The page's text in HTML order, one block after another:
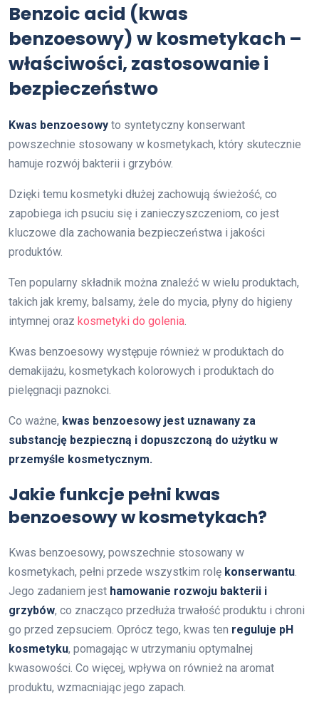
Benzoic acid (kwas
benzoesowy) w kosmetykach –
właściwości, zastosowanie i
bezpieczeństwo
Kwas benzoesowy to syntetyczny konserwant
powszechnie stosowany w kosmetykach, który skutecznie
hamuje rozwój bakterii i grzybów.
Dzięki temu kosmetyki dłużej zachowują świeżość, co
zapobiega ich psuciu się i zanieczyszczeniom, co jest
kluczowe dla zachowania bezpieczeństwa i jakości
produktów.
Ten popularny składnik można znaleźć w wielu produktach,
takich jak kremy, balsamy, żele do mycia, płyny do higieny
intymnej oraz kosmetyki do golenia.
Kwas benzoesowy występuje również w produktach do
demakijażu, kosmetykach kolorowych i produktach do
pielęgnacji paznokci.
Co ważne, kwas benzoesowy jest uznawany za
substancję bezpieczną i dopuszczoną do użytku w
przemyśle kosmetycznym.
Jakie funkcje pełni kwas
benzoesowy w kosmetykach?
Kwas benzoesowy, powszechnie stosowany w
kosmetykach, pełni przede wszystkim rolę konserwantu.
Jego zadaniem jest hamowanie rozwoju bakterii i
grzybów, co znacząco przedłuża trwałość produktu i chroni
go przed zepsuciem. Oprócz tego, kwas ten reguluje pH
kosmetyku, pomagając w utrzymaniu optymalnej
kwasowości. Co więcej, wpływa on również na aromat
produktu, wzmacniając jego zapach.